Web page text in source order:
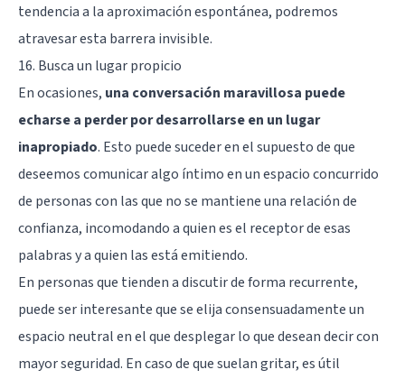
tendencia a la aproximación espontánea, podremos
atravesar esta barrera invisible.
16. Busca un lugar propicio
En ocasiones, una conversación maravillosa puede
echarse a perder por desarrollarse en un lugar
inapropiado. Esto puede suceder en el supuesto de que
deseemos comunicar algo íntimo en un espacio concurrido
de personas con las que no se mantiene una relación de
confianza, incomodando a quien es el receptor de esas
palabras y a quien las está emitiendo.
En personas que tienden a discutir de forma recurrente,
puede ser interesante que se elija consensuadamente un
espacio neutral en el que desplegar lo que desean decir con
mayor seguridad. En caso de que suelan gritar, es útil